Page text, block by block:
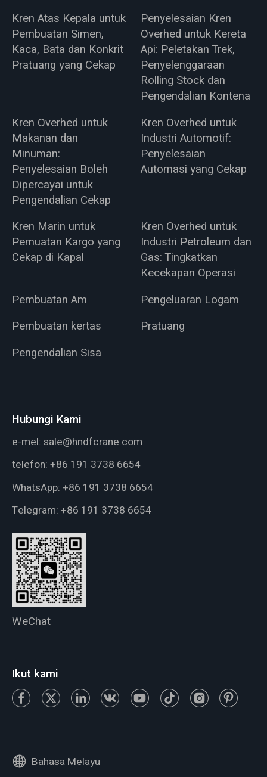
Kren Atas Kepala untuk
Pembuatan Simen,
Kaca, Bata dan Konkrit
Pratuang yang Cekap
Penyelesaian Kren
Overhed untuk Kereta
Api: Peletakan Trek,
Penyelenggaraan
Rolling Stock dan
Pengendalian Kontena
Kren Overhed untuk
Makanan dan
Minuman:
Penyelesaian Boleh
Dipercayai untuk
Pengendalian Cekap
Kren Overhed untuk
Industri Automotif:
Penyelesaian
Automasi yang Cekap
Kren Marin untuk
Pemuatan Kargo yang
Cekap di Kapal
Kren Overhed untuk
Industri Petroleum dan
Gas: Tingkatkan
Kecekapan Operasi
Pembuatan Am
Pengeluaran Logam
Pembuatan kertas
Pratuang
Pengendalian Sisa
Hubungi Kami
e-mel: sale@hndfcrane.com
telefon: +86 191 3738 6654
WhatsApp: +86 191 3738 6654
Telegram: +86 191 3738 6654
WeChat
Ikut kami
Bahasa Melayu